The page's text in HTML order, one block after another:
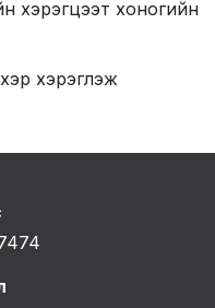
хэрэгцээт хоногийн
хэрэглэж